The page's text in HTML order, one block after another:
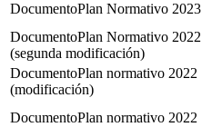
Plan Normativo 2023
Plan Normativo 2022
(segunda modificación)
Plan normativo 2022
(modificación)
Plan normativo 2022